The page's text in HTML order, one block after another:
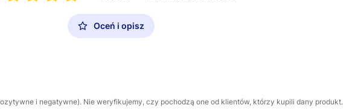
Oceń i opisz
i negatywne). Nie weryfikujemy, czy pochodzą one od klientów, którzy kupili dany produkt.